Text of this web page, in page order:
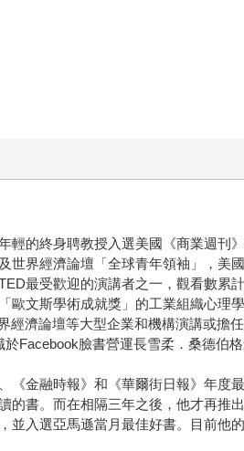
的終身聘教授入選美國《商業週刊
界經濟論壇「全球青年領袖」，美
最受歡迎的演講者之一，觀看數累計
文斯學術成就獎」的工業組織心理
濟論壇等大型企業和機構演講或擔任
Facebook臉書營運長雪柔．桑德伯
金融時報》和《華爾街日報》年度
的書。而在相隔三年之後，他才再推
入選亞馬遜當月最佳好書。目前他